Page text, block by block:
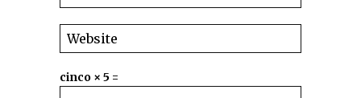
cinco × 5 =